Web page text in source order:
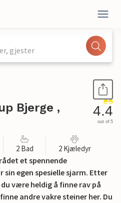
gjester
Bjerge ,
4.4
out of 5
2 Bad 2 Kjæledyr
et spennende
sin egen spesielle sjarm. Etter
være heldig å finne rav på
andre vakre steiner her. Du